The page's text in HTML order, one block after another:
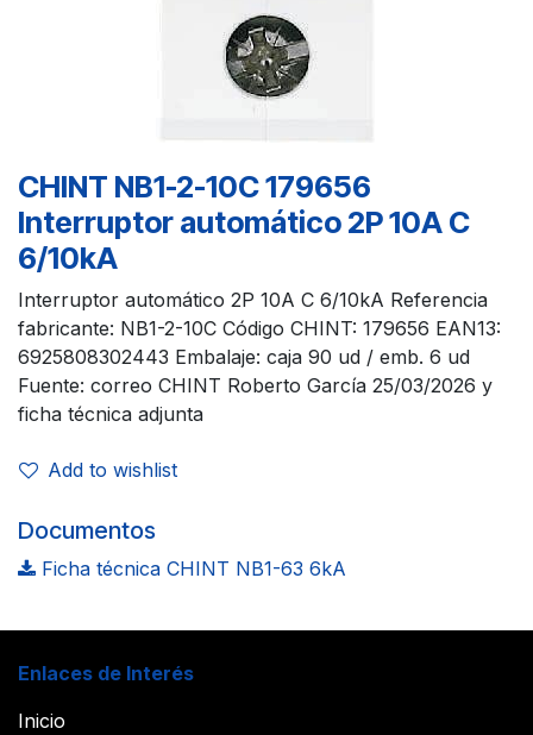
CHINT NB1-2-10C 179656
Interruptor automático 2P 10A C
6/10kA
Interruptor automático 2P 10A C 6/10kA Referencia
fabricante: NB1-2-10C Código CHINT: 179656 EAN13:
6925808302443 Embalaje: caja 90 ud / emb. 6 ud
Fuente: correo CHINT Roberto García 25/03/2026 y
ficha técnica adjunta
Add to wishlist
Documentos
Ficha técnica CHINT NB1-63 6kA
Enlaces de Interés
Inicio